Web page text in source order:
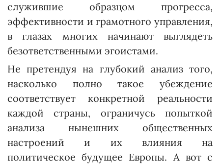
служившие образцом прогресса,
эффективности и грамотного управления,
в глазах многих начинают выглядеть
безответственными эгоистами.
Не претендуя на глубокий анализ того,
насколько полно такое убеждение
соответствует конкретной реальности
каждой страны, ограничусь попыткой
анализа нынешних общественных
настроений и их влияния на
политическое будущее Европы. А вот с